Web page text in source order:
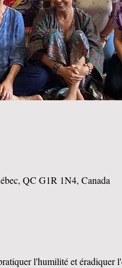
QC G1R 1N4, Canada
l'humilité et éradiquer